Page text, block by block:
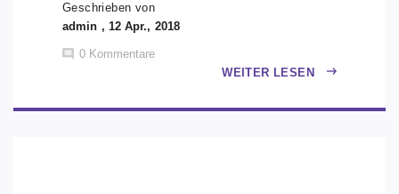
Geschrieben von
admin , 12 Apr., 2018
0 Kommentare
WEITER LESEN